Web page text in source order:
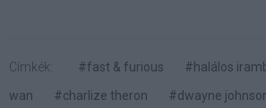
Címkék: #fast & furious #halálos
wan
#charlize theron #dwayne